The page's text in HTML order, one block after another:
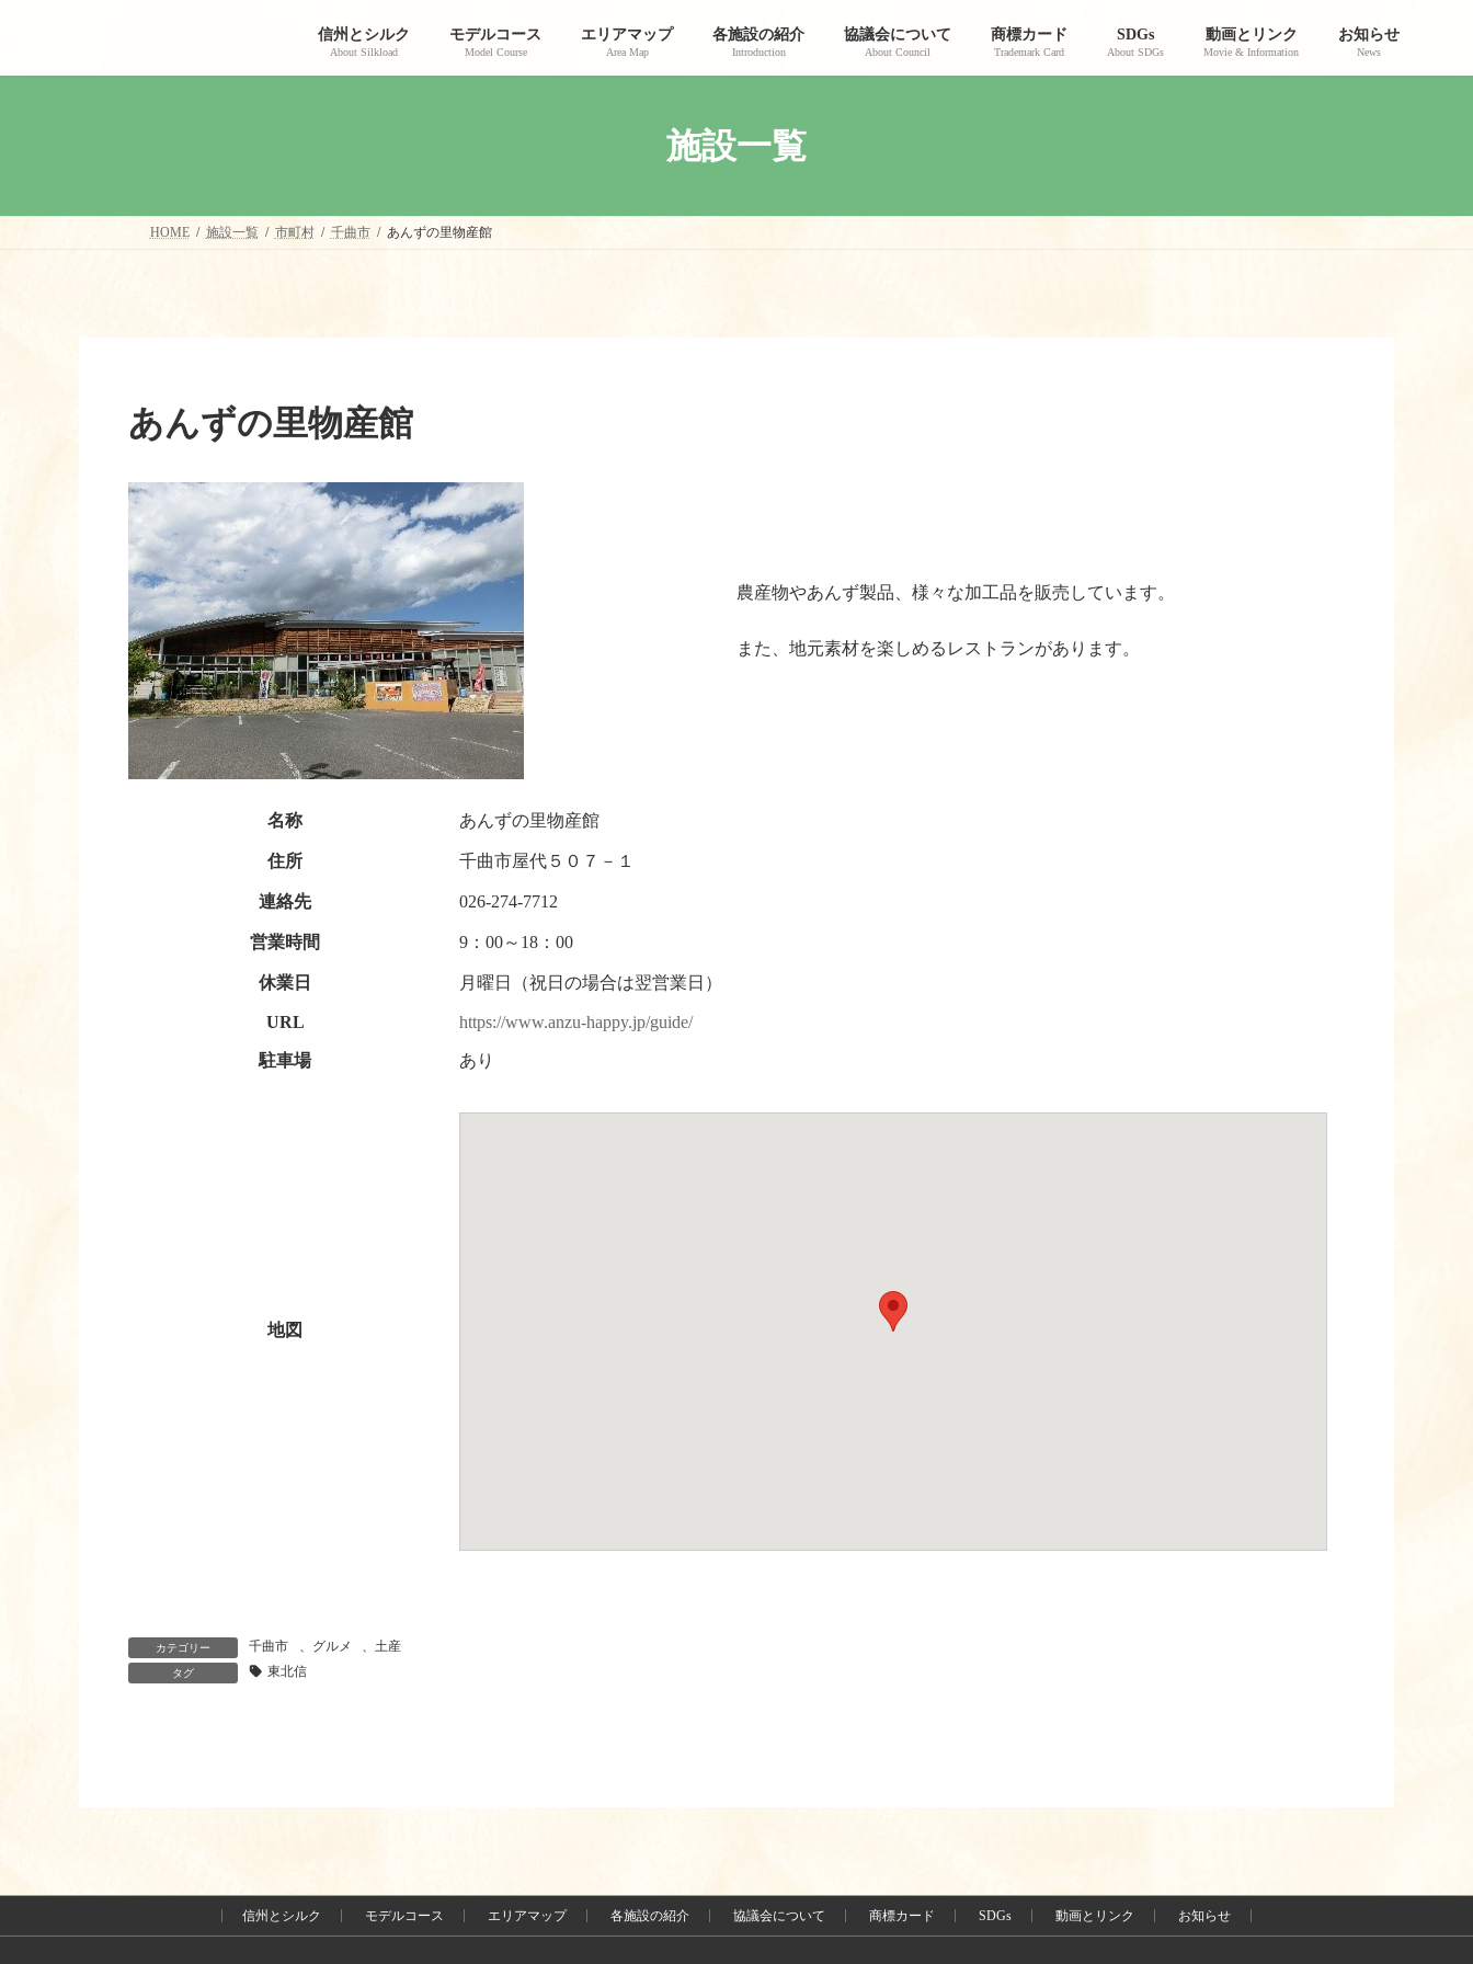
ン
プ
ー
動
信州とシルク
About Silkload
モデルコース
Model Course
エリアマップ
Area Map
各施設の紹介
Introduction
協議会について
About Council
商標カード
Trademark Card
SDGs
About SDGs
動画とリンク
Movie & Information
お知らせ
News
施設一覧
HOME 施設一覧 市町村 千曲市 あんずの里物産館
あんずの里物産館
農産物やあんず製品、様々な加工品を販売しています。
また、地元素材を楽しめるレストランがあります。
名称 あんずの里物産館
住所 千曲市屋代５０７－１
連絡先 026-274-7712
営業時間 9：00～18：00
休業日 月曜日（祝日の場合は翌営業日）
URL https://www.anzu-happy.jp/guide/
駐車場 あり
地図
カテゴリー 千曲市 、 グルメ 、土産
タグ 東北信
信州とシルク モデルコース エリアマップ 各施設の紹介 協議会について 商標カード SDGs 動画とリンク お知らせ